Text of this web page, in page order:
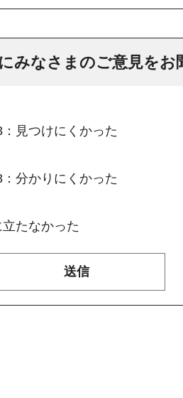
みなさまのご意見をお
：見つけにくかった
：分かりにくかった
たなかった